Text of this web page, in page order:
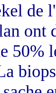
de
ont
50%